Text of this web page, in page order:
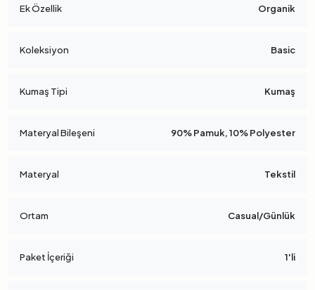
Ek Özellik Organik
Koleksiyon Basic
Kumaş Tipi Kumaş
Materyal Bileşeni 90% Pamuk, 10% Polyester
Materyal Tekstil
Ortam Casual/Günlük
Paket İçeriği 1'li